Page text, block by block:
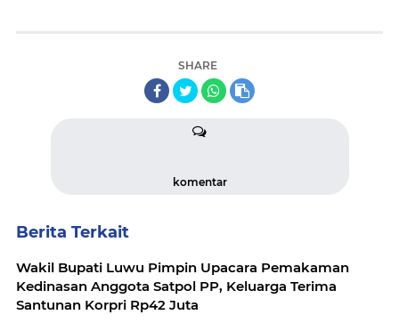
SHARE
komentar
Berita Terkait
Wakil Bupati Luwu Pimpin Upacara Pemakaman
Kedinasan Anggota Satpol PP, Keluarga Terima
Santunan Korpri Rp42 Juta